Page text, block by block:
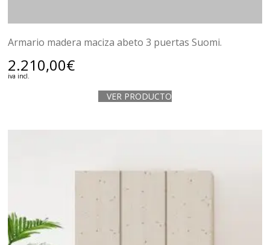
Armario madera maciza abeto 3 puertas Suomi.
2.210,00€
iva incl.
VER PRODUCTO